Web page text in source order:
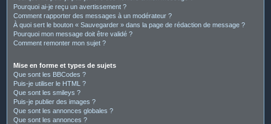
Pourquoi ai-je reçu un avertissement ?
Comment rapporter des messages à un modérateur ?
À quoi sert le bouton « Sauvegarder » dans la page de rédaction de message ?
Pourquoi mon message doit être validé ?
Comment remonter mon sujet ?
Mise en forme et types de sujets
Que sont les BBCodes ?
Puis-je utiliser le HTML ?
Que sont les smileys ?
Puis-je publier des images ?
Que sont les annonces globales ?
Que sont les annonces ?